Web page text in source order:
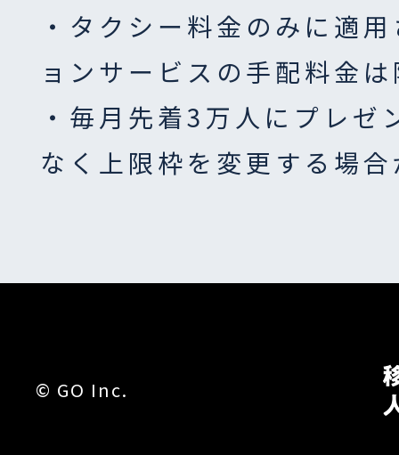
・タクシー料金のみに適
ョンサービスの手配料金
・毎月先着3万人にプレゼ
なく上限枠を変更する場
©︎ GO Inc.